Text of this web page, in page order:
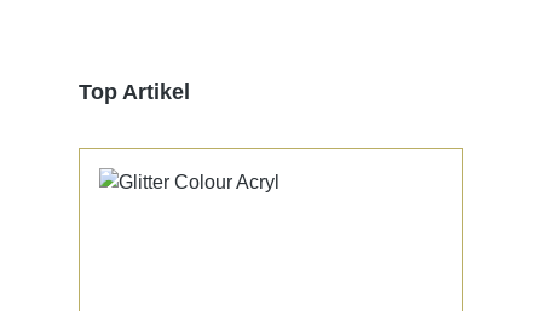
Produktgalerie überspringen
Top Artikel